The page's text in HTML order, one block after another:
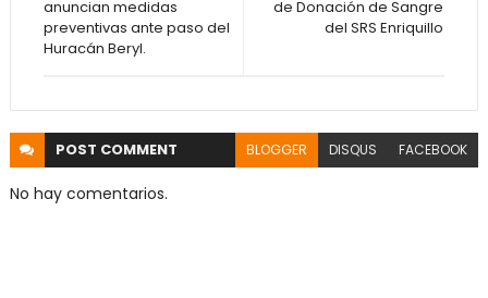
de Donación de Sangre
del SRS Enriquillo
anuncian medidas
preventivas ante paso del
Huracán Beryl.
POST COMMENT BLOGGER DISQUS FACEBOOK
No hay comentarios.